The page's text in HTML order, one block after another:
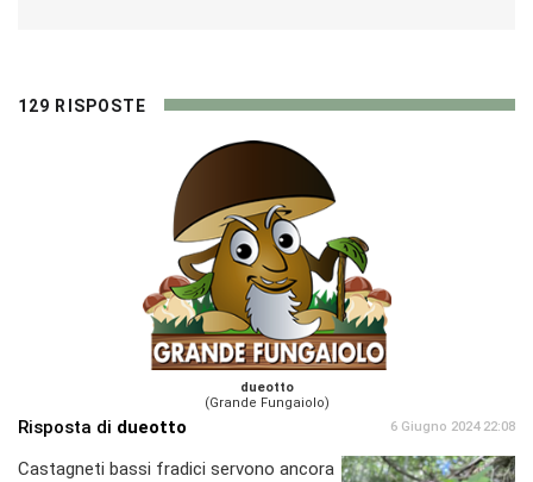
129 RISPOSTE
dueotto
(Grande Fungaiolo)
Risposta di dueotto 6 Giugno 2024 22:08
Castagneti bassi fradici servono ancora